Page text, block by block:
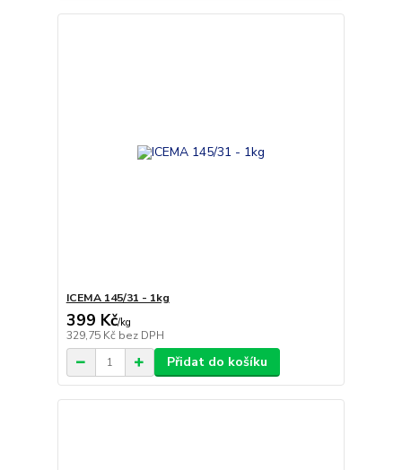
ICEMA 145/31 - 1kg
399 Kč/kg
329,75 Kč bez DPH
Přidat do košíku